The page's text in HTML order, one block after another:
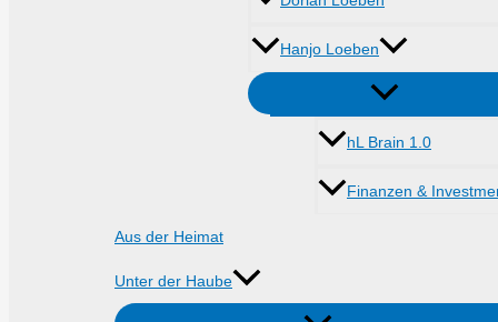
Hanjo Loeben
hL Brain 1.0
Finanzen &
Aus der Heimat
Unter der Haube